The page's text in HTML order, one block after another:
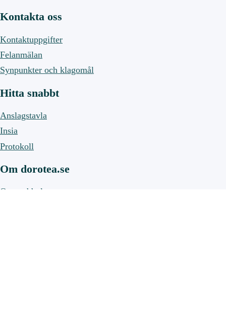
Kontakta oss
Kontaktuppgifter
Felanmälan
Synpunkter och klagomål
Hitta snabbt
Anslagstavla
Insia
Protokoll
Om dorotea.se
Om webbplatsen